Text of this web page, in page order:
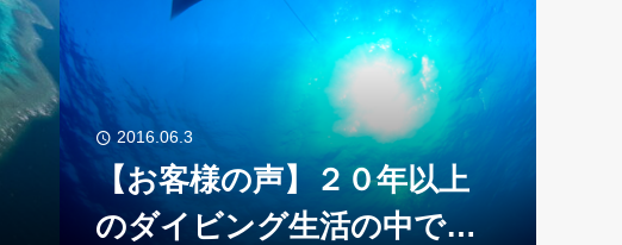
2016.06.3
【お客様の声】２０年以上
のダイビング生活の中でも